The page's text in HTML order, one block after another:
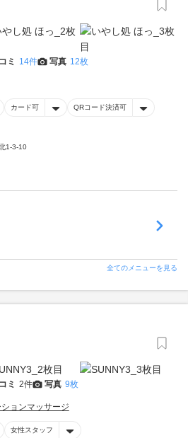
ミ 14件 写真 12枚
カード可 QRコード決済可
1-3-10
全てのメニューを見る
ミ 2件 写真 9枚
ョンマッサージ
女性スタッフ